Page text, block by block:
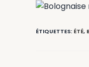
ÉTIQUETTES: ÉTÉ,